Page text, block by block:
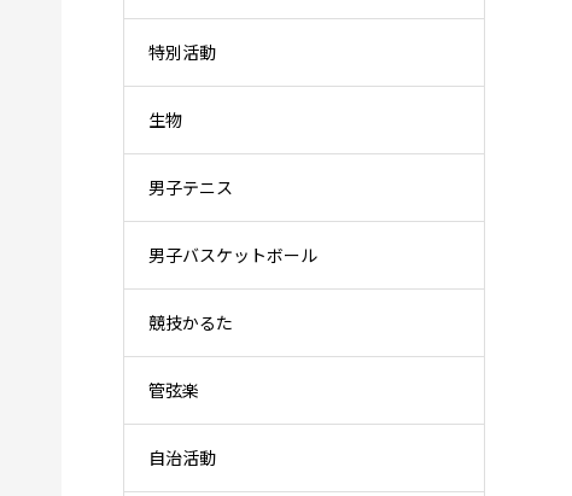
特別活動
生物
男子テニス
男子バスケットボール
競技かるた
管弦楽
自治活動